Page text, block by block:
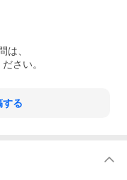
は、
さい。
する